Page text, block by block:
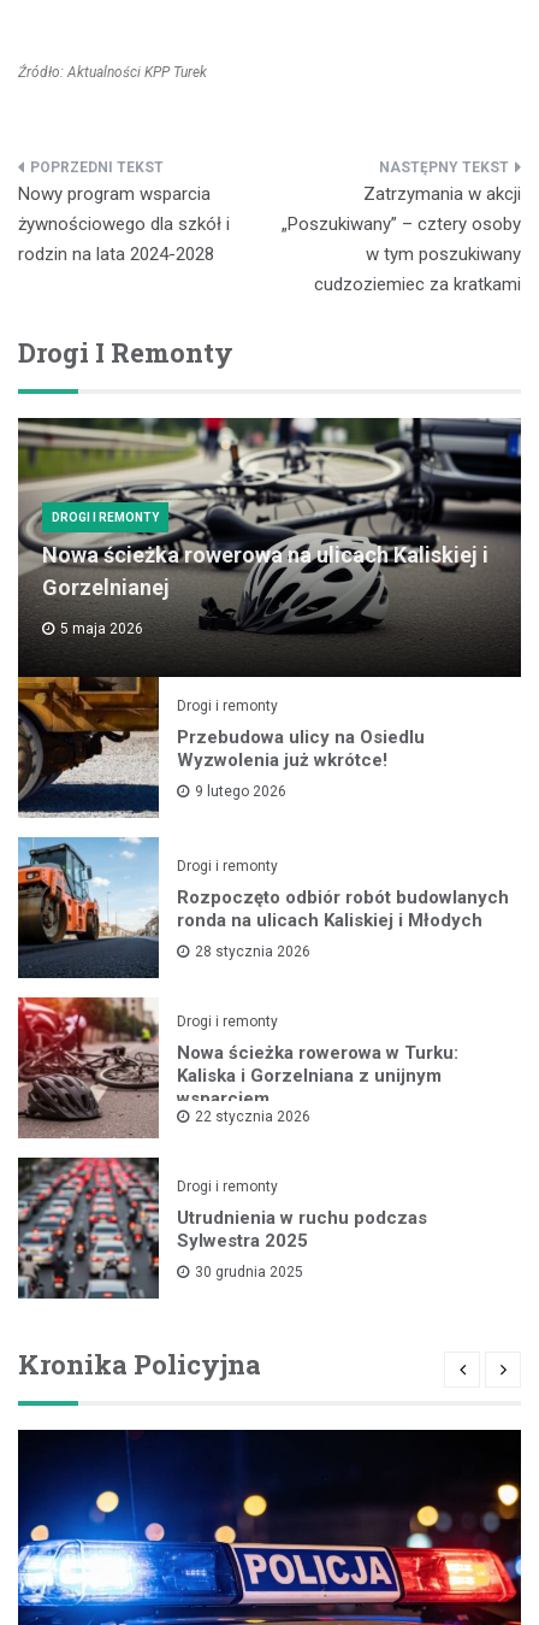
Źródło: Aktualności KPP Turek
Nawigacja
wpisu
Nowy program wsparcia
żywnościowego dla szkół i
rodzin na lata 2024-2028
Zatrzymania w akcji
„Poszukiwany” – cztery osoby
w tym poszukiwany
cudzoziemiec za kratkami
Drogi I Remonty
DROGI I REMONTY
Nowa ścieżka rowerowa na ulicach Kaliskiej i
Gorzelnianej
5 maja 2026
Drogi i remonty
Przebudowa ulicy na Osiedlu
Wyzwolenia już wkrótce!
9 lutego 2026
Drogi i remonty
Rozpoczęto odbiór robót budowlanych
ronda na ulicach Kaliskiej i Młodych
28 stycznia 2026
Drogi i remonty
Nowa ścieżka rowerowa w Turku:
Kaliska i Gorzelniana z unijnym
wsparciem
22 stycznia 2026
Drogi i remonty
Utrudnienia w ruchu podczas
Sylwestra 2025
30 grudnia 2025
Kronika Policyjna